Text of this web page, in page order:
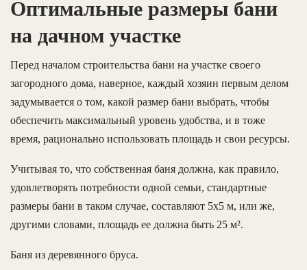
Оптимальные размеры бани
на дачном участке
Перед началом строительства бани на участке своего
загородного дома, наверное, каждый хозяин первым делом
задумывается о том, какой размер бани выбрать, чтобы
обеспечить максимальный уровень удобства, и в тоже
время, рационально использовать площадь и свои ресурсы.
Учитывая то, что собственная баня должна, как правило,
удовлетворять потребности одной семьи, стандартные
размеры бани в таком случае, составляют 5х5 м, или же,
другими словами, площадь ее должна быть 25 м².
Баня из деревянного бруса.